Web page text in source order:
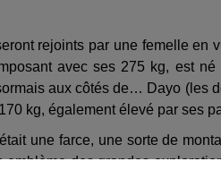
rejoints par une femelle en
avec ses 275 kg, est
aux côtés de… Dayo (les
kg, également élevé par ses
une farce, une sorte de
emblème des grandes